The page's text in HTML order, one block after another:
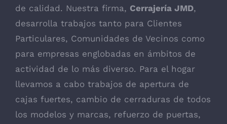
de calidad. Nuestra firma, Cerrajería JMD,
desarrolla trabajos tanto para Clientes
Particulares, Comunidades de Vecinos como
para empresas englobadas en ámbitos de
actividad de lo más diverso. Para el hogar
llevamos a cabo trabajos de apertura de
cajas fuertes, cambio de cerraduras de todos
los modelos y marcas, refuerzo de puertas,